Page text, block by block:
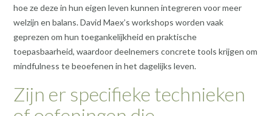
hoe ze deze in hun eigen leven kunnen integreren voor meer
welzijn en balans. David Maex’s workshops worden vaak
geprezen om hun toegankelijkheid en praktische
toepasbaarheid, waardoor deelnemers concrete tools krijgen om
mindfulness te beoefenen in het dagelijks leven.
Zijn er specifieke technieken